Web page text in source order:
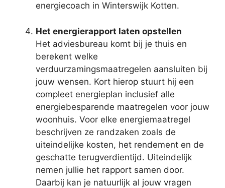
energiecoach in Winterswijk Kotten.
Het energierapport laten opstellen
Het adviesbureau komt bij je thuis en
berekent welke
verduurzamingsmaatregelen aansluiten bij
jouw wensen. Kort hierop stuurt hij een
compleet energieplan inclusief alle
energiebesparende maatregelen voor jouw
woonhuis. Voor elke energiemaatregel
beschrijven ze randzaken zoals de
uiteindelijke kosten, het rendement en de
geschatte terugverdientijd. Uiteindelijk
nemen jullie het rapport samen door.
Daarbij kan je natuurlijk al jouw vragen